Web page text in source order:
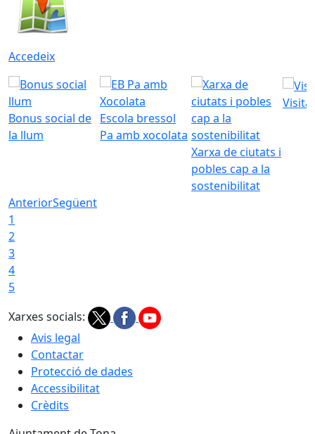
Accedeix
Bonus social de
la llum
Escola bressol
Pa amb xocolata
Xarxa de ciutats i
pobles cap a la
sostenibilitat
Visita
AnteriorSegüent
1
2
3
4
5
Xarxes socials:
Avis legal
Contactar
Protecció de dades
Accessibilitat
Crèdits